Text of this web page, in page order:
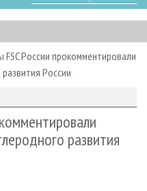
FSC России прокомментировали
России
развития